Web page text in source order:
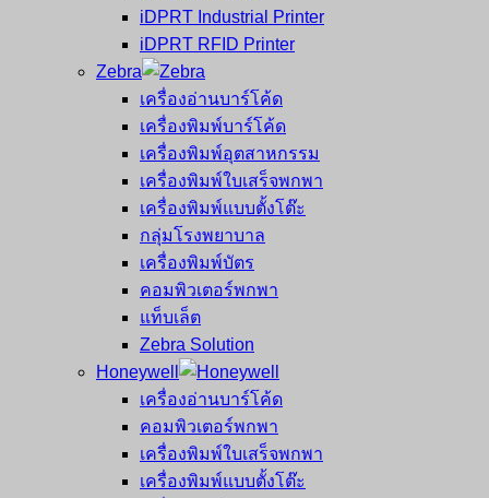
iDPRT Industrial Printer
iDPRT RFID Printer
Zebra
เครื่องอ่านบาร์โค้ด
เครื่องพิมพ์บาร์โค้ด
เครื่องพิมพ์อุตสาหกรรม
เครื่องพิมพ์ใบเสร็จพกพา
เครื่องพิมพ์แบบตั้งโต๊ะ
กลุ่มโรงพยาบาล
เครื่องพิมพ์บัตร
คอมพิวเตอร์พกพา
แท็บเล็ต
Zebra Solution
Honeywell
เครื่องอ่านบาร์โค้ด
คอมพิวเตอร์พกพา
เครื่องพิมพ์ใบเสร็จพกพา
เครื่องพิมพ์แบบตั้งโต๊ะ